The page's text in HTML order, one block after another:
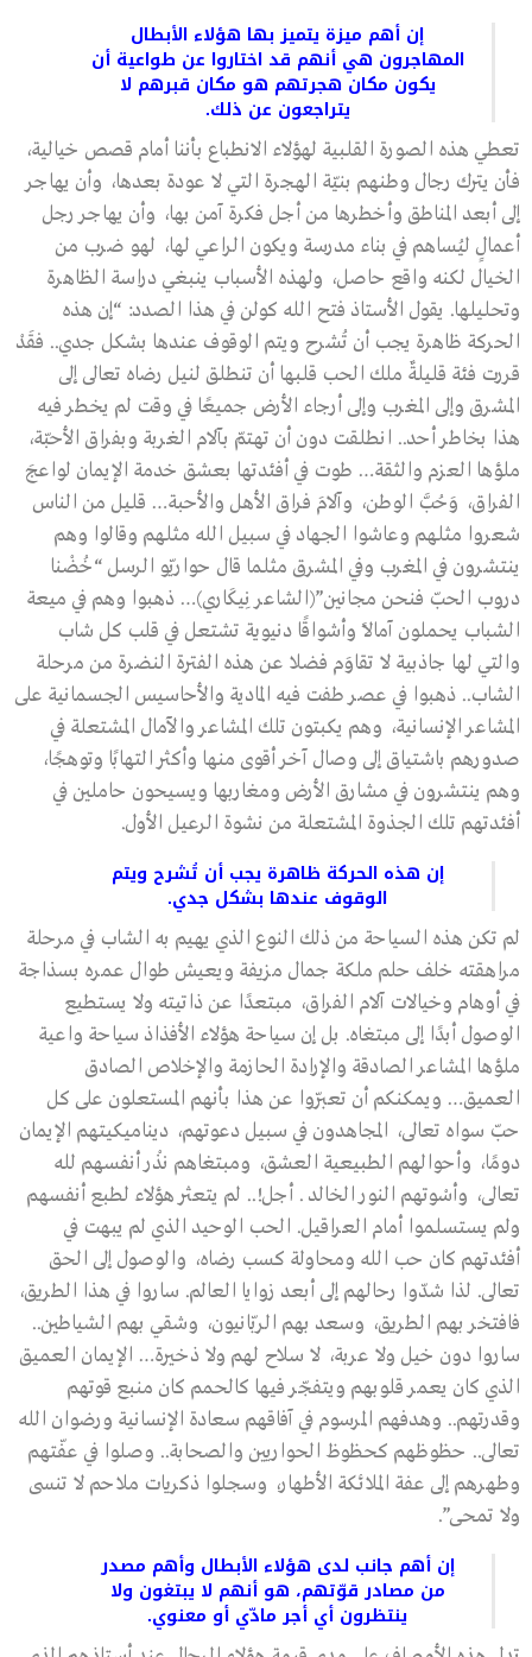
إن أهم ميزة يتميز بها هؤلاء الأبطال
المهاجرون هي أنهم قد اختاروا عن طواعية أن
يكون مكان هجرتهم هو مكان قبرهم لا
يتراجعون عن ذلك.
تعطي هذه الصورة القلبية لهؤلاء الانطباع بأننا أمام قصص خيالية،
فأن يترك رجال وطنهم بنيّة الهجرة التي لا عودة بعدها، وأن يهاجر
إلى أبعد المناطق وأخطرها من أجل فكرة آمن بها، وأن يهاجر رجل
أعمالٍ ليُساهم في بناء مدرسة ويكون الراعي لها، لهو ضرب من
الخيال لكنه واقع حاصل، ولهذه الأسباب ينبغي دراسة الظاهرة
وتحليلها. يقول الأستاذ فتح الله كولن في هذا الصدد: “إن هذه
الحركة ظاهرة يجب أن تُشرح ويتم الوقوف عندها بشكل جدي.. فقَدْ
قررت فئة قليلةٌ ملك الحب قلبها أن تنطلق لنيل رضاه تعالى إلى
المشرق وإلى المغرب وإلى أرجاء الأرض جميعًا في وقت لم يخطر فيه
هذا بخاطر أحد.. انطلقت دون أن تهتمّ بآلام الغربة وبفراق الأحبّة،
ملؤها العزم والثقة… طوت في أفئدتها بعشق خدمة الإيمان لواعجَ
الفراق، وَحُبَّ الوطن، وآلامَ فراق الأهل والأحبة… قليل من الناس
شعروا مثلهم وعاشوا الجهاد في سبيل الله مثلهم وقالوا وهم
ينتشرون في المغرب وفي المشرق مثلما قال حواريّو الرسل “خُضْنا
دروب الحبّ فنحن مجانين”(الشاعر نِيكَاري)… ذهبوا وهم في ميعة
الشباب يحملون آمالاً وأشواقًا دنيوية تشتعل في قلب كل شاب
والتي لها جاذبية لا تقاوَم فضلا عن هذه الفترة النضرة من مرحلة
الشاب.. ذهبوا في عصر طفت فيه المادية والأحاسيس الجسمانية على
المشاعر الإنسانية، وهم يكبتون تلك المشاعر والآمال المشتعلة في
صدورهم باشتياق إلى وصال آخر أقوى منها وأكثر التهابًا وتوهجًا،
وهم ينتشرون في مشارق الأرض ومغاربها ويسيحون حاملين في
أفئدتهم تلك الجذوة المشتعلة من نشوة الرعيل الأول.
إن هذه الحركة ظاهرة يجب أن تُشرح ويتم
الوقوف عندها بشكل جدي.
لم تكن هذه السياحة من ذلك النوع الذي يهيم به الشاب في مرحلة
مراهقته خلف حلم ملكة جمال مزيفة ويعيش طوال عمره بسذاجة
في أوهام وخيالات آلام الفراق، مبتعدًا عن ذاتيته ولا يستطيع
الوصول أبدًا إلى مبتغاه. بل إن سياحة هؤلاء الأفذاذ سياحة واعية
ملؤها المشاعر الصادقة والإرادة الحازمة والإخلاص الصادق
العميق… ويمكنكم أن تعبّروا عن هذا بأنهم المستعلون على كل
حبّ سواه تعالى، المجاهدون في سبيل دعوتهم، ديناميكيتهم الإيمان
دومًا، وأحوالهم الطبيعية العشق، ومبتغاهم نذْر أنفسهم لله
تعالى، وأسْوتهم النور الخالد . أجل!.. لم يتعثر هؤلاء لطبع أنفسهم
ولم يستسلموا أمام العراقيل. الحب الوحيد الذي لم يبهت في
أفئدتهم كان حب الله ومحاولة كسب رضاه، والوصول إلى الحق
تعالى. لذا شدّوا رحالهم إلى أبعد زوايا العالم. ساروا في هذا الطريق،
فافتخر بهم الطريق، وسعد بهم الربّانيون، وشقي بهم الشياطين..
ساروا دون خيل ولا عربة، لا سلاح لهم ولا ذخيرة… الإيمان العميق
الذي كان يعمر قلوبهم ويتفجّر فيها كالحمم كان منبع قوتهم
وقدرتهم.. وهدفهم المرسوم في آفاقهم سعادة الإنسانية ورضوان الله
تعالى.. حظوظهم كحظوظ الحواريين والصحابة.. وصلوا في عفّتهم
وطهرهم إلى عفة الملائكة الأطهار، وسجلوا ذكريات ملاحم لا تنسى
ولا تمحى”.
إن أهم جانب لدى هؤلاء الأبطال وأهم مصدر
من مصادر قوّتهم، هو أنهم لا يبتغون ولا
ينتظرون أي أجر مادّي أو معنوي.